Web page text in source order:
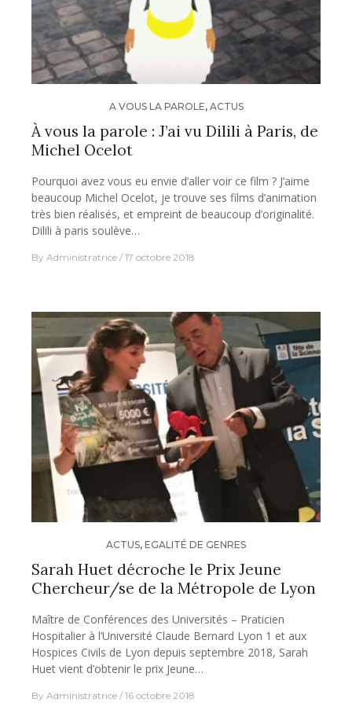
A VOUS LA PAROLE, ACTUS
À vous la parole : J’ai vu Dilili à Paris, de
Michel Ocelot
Pourquoi avez vous eu envie d’aller voir ce film ? J’aime
beaucoup Michel Ocelot, je trouve ses films d’animation
très bien réalisés, et empreint de beaucoup d’originalité.
Dilili à paris soulève…
By Administratrice 17 octobre 2018
ACTUS, EGALITÉ DE GENRES
Sarah Huet décroche le Prix Jeune
Chercheur/se de la Métropole de Lyon
Maître de Conférences des Universités – Praticien
Hospitalier à l’Université Claude Bernard Lyon 1 et aux
Hospices Civils de Lyon depuis septembre 2018, Sarah
Huet vient d’obtenir le prix Jeune…
By Administratrice 16 octobre 2018